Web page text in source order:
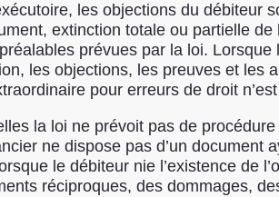
les objections du débiteur
extinction totale ou partielle de
prévues par la loi.
les objections, les preuves et les
pour erreurs de droit
la loi ne prévoit pas de
ne dispose pas d’un document
le débiteur nie l’existence de
réciproques, des dommages,